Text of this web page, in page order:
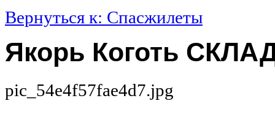
Вернуться к: Спасжилеты
Якорь Коготь
pic_54e4f57fae4d7.jpg